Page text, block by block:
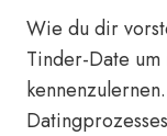
Wie du dir
Tinder-Date